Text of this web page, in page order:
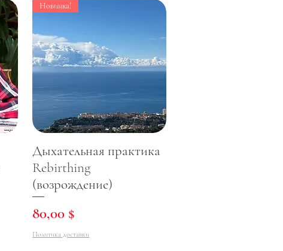
Новинка!
Дыхательная практика
Rebirthing
(возрождение)
Цена
80,00 $
Политика доставки